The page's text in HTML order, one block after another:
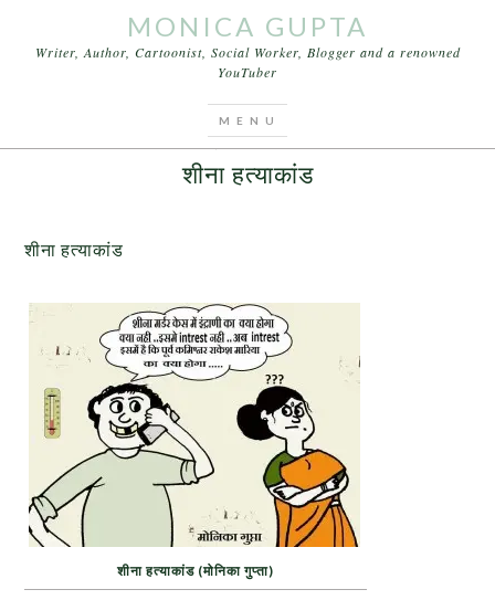
MONICA GUPTA
Writer, Author, Cartoonist, Social Worker, Blogger and a renowned
YouTuber
शीना हत्याकांड
शीना हत्याकांड
शीना हत्याकांड (मोनिका गुप्ता)